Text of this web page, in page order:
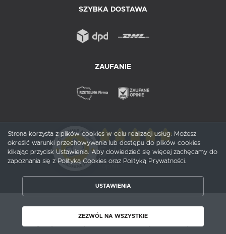
SZYBKA DOSTAWA
ZAUFANIE
5/ 5
Copyright by probox.pl
Strona korzysta z plików cookies w celu realizacji usług. Możesz
określić warunki przechowywania lub dostępu do plików cookies
klikając przycisk Ustawienia. Aby dowiedzieć się więcej zachęcamy do
zapoznania się z Polityką Cookies oraz Polityką Prywatności.
USTAWIENIA
ZEZWÓL NA WSZYSTKIE
ZAPISZ WYBRANE